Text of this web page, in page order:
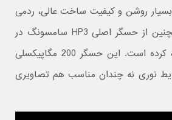
روشن و کیفیت ساخت عالی، ردمی
نوت 13 پرو پلاس همچنین از حسگر اصلی HP3 سامسونگ در
ماژول دوربین استفاده کرده است. این حسگر 200 مگاپیکسلی
نوری نه چندان مناسب هم تصاویری